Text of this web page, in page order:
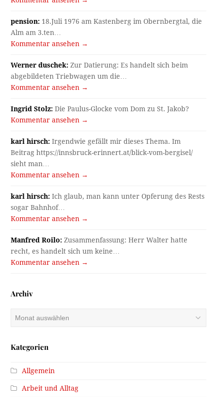
pension: 18.Juli 1976 am Kastenberg im Obernbergtal, die
Alm am 3.ten…
Kommentar ansehen →
Werner duschek: Zur Datierung: Es handelt sich beim
abgebildeten Triebwagen um die…
Kommentar ansehen →
Ingrid Stolz: Die Paulus-Glocke vom Dom zu St. Jakob?
Kommentar ansehen →
karl hirsch: Irgendwie gefällt mir dieses Thema. Im
Beitrag https://innsbruck-erinnert.at/blick-vom-bergisel/
sieht man…
Kommentar ansehen →
karl hirsch: Ich glaub, man kann unter Opferung des Rests
sogar Bahnhof…
Kommentar ansehen →
Manfred Roilo: Zusammenfassung: Herr Walter hatte
recht, es handelt sich um keine…
Kommentar ansehen →
Archiv
Kategorien
Allgemein
Arbeit und Alltag